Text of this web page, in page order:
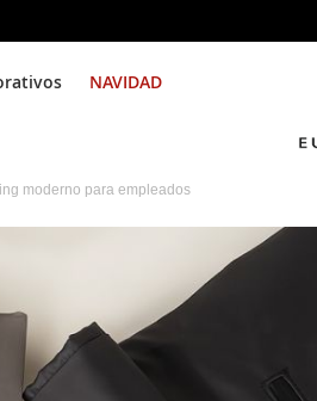
NAVIDAD
moderno para empleados